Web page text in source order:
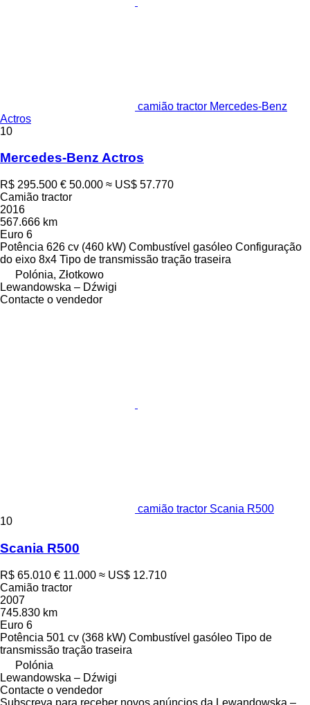
camião tractor Mercedes-Benz
Actros
10
Mercedes-Benz Actros
R$ 295.500 € 50.000 ≈ US$ 57.770
Camião tractor
2016
567.666 km
Euro 6
Potência 626 cv (460 kW) Combustível gasóleo Configuração
do eixo 8x4 Tipo de transmissão tração traseira
Polónia, Złotkowo
Lewandowska – Dźwigi
Contacte o vendedor
camião tractor Scania R500
10
Scania R500
R$ 65.010 € 11.000 ≈ US$ 12.710
Camião tractor
2007
745.830 km
Euro 6
Potência 501 cv (368 kW) Combustível gasóleo Tipo de
transmissão tração traseira
Polónia
Lewandowska – Dźwigi
Contacte o vendedor
Subscreva para receber novos anúncios da Lewandowska –